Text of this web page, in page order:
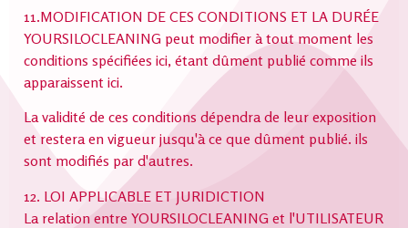
11.MODIFICATION DE CES CONDITIONS ET LA DURÉE
YOURSILOCLEANING peut modifier à tout moment les
conditions spécifiées ici, étant dûment publié comme ils
apparaissent ici.
La validité de ces conditions dépendra de leur exposition
et restera en vigueur jusqu'à ce que dûment publié. ils
sont modifiés par d'autres.
12. LOI APPLICABLE ET JURIDICTION
La relation entre YOURSILOCLEANING et l'UTILISATEUR